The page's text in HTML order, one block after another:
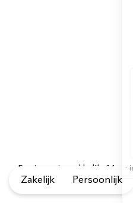
Beginnen is makkelijk.
moeil
Zakelijk Persoonlijk